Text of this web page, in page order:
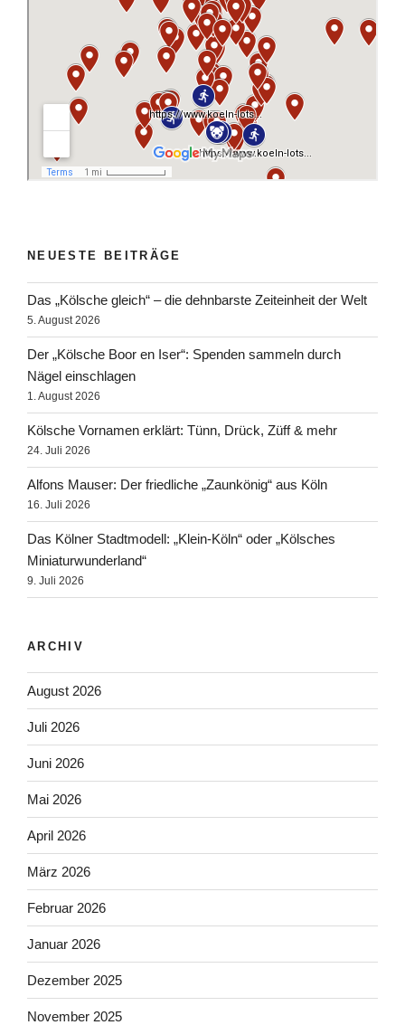
NEUESTE BEITRÄGE
Das „Kölsche gleich“ – die dehnbarste Zeiteinheit der Welt
5. August 2026
Der „Kölsche Boor en Iser“: Spenden sammeln durch
Nägel einschlagen
1. August 2026
Kölsche Vornamen erklärt: Tünn, Drück, Züff & mehr
24. Juli 2026
Alfons Mauser: Der friedliche „Zaunkönig“ aus Köln
16. Juli 2026
Das Kölner Stadtmodell: „Klein-Köln“ oder „Kölsches
Miniaturwunderland“
9. Juli 2026
ARCHIV
August 2026
Juli 2026
Juni 2026
Mai 2026
April 2026
März 2026
Februar 2026
Januar 2026
Dezember 2025
November 2025